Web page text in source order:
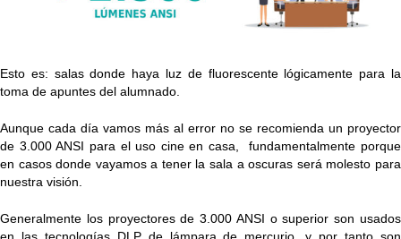
Esto es: salas donde haya luz de fluorescente lógicamente para la
toma de apuntes del alumnado.
Aunque cada día vamos más al error no se recomienda un proyector
de 3.000 ANSI para el uso cine en casa, fundamentalmente porque
en casos donde vayamos a tener la sala a oscuras será molesto para
nuestra visión.
Generalmente los proyectores de 3.000 ANSI o superior son usados
en las tecnologías DLP de lámpara de mercurio, y por tanto son